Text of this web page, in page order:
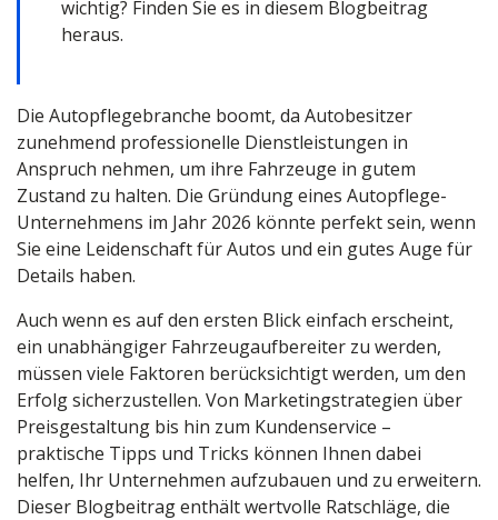
wichtig? Finden Sie es in diesem Blogbeitrag
heraus.
Die Autopflegebranche boomt, da Autobesitzer
zunehmend professionelle Dienstleistungen in
Anspruch nehmen, um ihre Fahrzeuge in gutem
Zustand zu halten. Die Gründung eines Autopflege-
Unternehmens im Jahr 2026 könnte perfekt sein, wenn
Sie eine Leidenschaft für Autos und ein gutes Auge für
Details haben.
Auch wenn es auf den ersten Blick einfach erscheint,
ein unabhängiger Fahrzeugaufbereiter zu werden,
müssen viele Faktoren berücksichtigt werden, um den
Erfolg sicherzustellen. Von Marketingstrategien über
Preisgestaltung bis hin zum Kundenservice –
praktische Tipps und Tricks können Ihnen dabei
helfen, Ihr Unternehmen aufzubauen und zu erweitern.
Dieser Blogbeitrag enthält wertvolle Ratschläge, die